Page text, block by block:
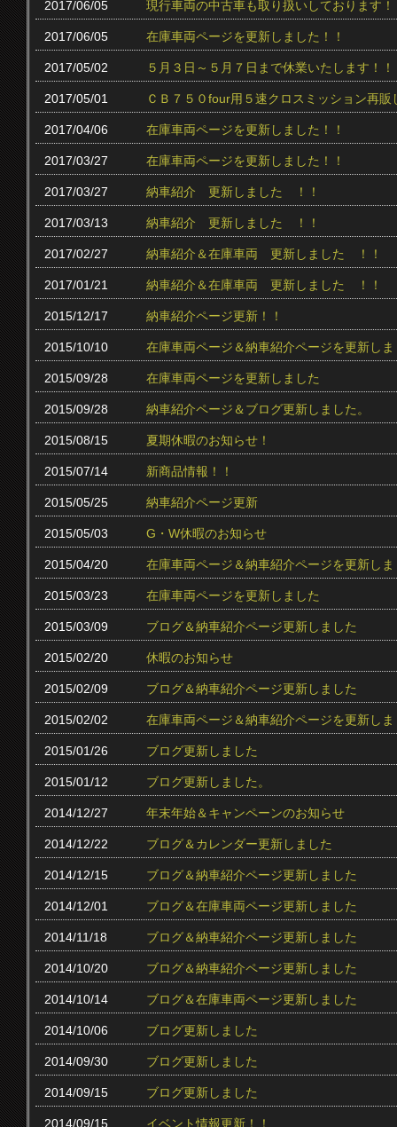
2017/06/05 現行車両の中古車も取り扱いしております！
2017/06/05 在庫車両ページを更新しました！！
2017/05/02 ５月３日～５月７日まで休業いたします！！
2017/05/01 ＣＢ７５０four用５速クロスミッション再販
2017/04/06 在庫車両ページを更新しました！！
2017/03/27 在庫車両ページを更新しました！！
2017/03/27 納車紹介 更新しました ！！
2017/03/13 納車紹介 更新しました ！！
2017/02/27 納車紹介＆在庫車両 更新しました ！！
2017/01/21 納車紹介＆在庫車両 更新しました ！！
2015/12/17 納車紹介ページ更新！！
2015/10/10 在庫車両ページ＆納車紹介ページを更新し
2015/09/28 在庫車両ページを更新しました
2015/09/28 納車紹介ページ＆ブログ更新しました。
2015/08/15 夏期休暇のお知らせ！
2015/07/14 新商品情報！！
2015/05/25 納車紹介ページ更新
2015/05/03 G・W休暇のお知らせ
2015/04/20 在庫車両ページ＆納車紹介ページを更新し
2015/03/23 在庫車両ページを更新しました
2015/03/09 ブログ＆納車紹介ページ更新しました
2015/02/20 休暇のお知らせ
2015/02/09 ブログ＆納車紹介ページ更新しました
2015/02/02 在庫車両ページ＆納車紹介ページを更新し
2015/01/26 ブログ更新しました
2015/01/12 ブログ更新しました。
2014/12/27 年末年始＆キャンペーンのお知らせ
2014/12/22 ブログ＆カレンダー更新しました
2014/12/15 ブログ＆納車紹介ページ更新しました
2014/12/01 ブログ＆在庫車両ページ更新しました
2014/11/18 ブログ＆納車紹介ページ更新しました
2014/10/20 ブログ＆納車紹介ページ更新しました
2014/10/14 ブログ＆在庫車両ページ更新しました
2014/10/06 ブログ更新しました
2014/09/30 ブログ更新しました
2014/09/15 ブログ更新しました
2014/09/15 イベント情報更新！！